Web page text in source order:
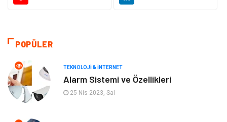
Tatil
Bilgisayar & Yazılım Genel Kültür
Mobilya
Turizm
POPÜLER
TEKNOLOJI & İNTERNET
Alarm Sistemi ve Özellikleri
25 Nis 2023, Sal